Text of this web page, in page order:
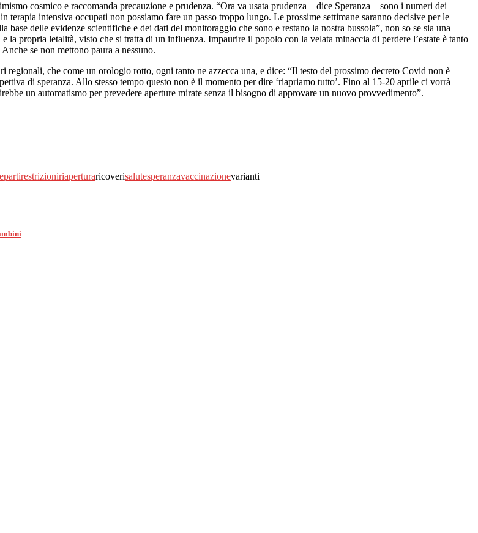
cosmico e raccomanda precauzione e prudenza. “Ora va usata prudenza – dice Speranza – sono i numeri dei
intensiva occupati non possiamo fare un passo troppo lungo. Le prossime settimane saranno decisive per le
delle evidenze scientifiche e dei dati del monitoraggio che sono e restano la nostra bussola”, non so se sia una
la propria letalità, visto che si tratta di un influenza. Impaurire il popolo con la velata minaccia di perdere l’estate è tanto
se non mettono paura a nessuno.
che come un orologio rotto, ogni tanto ne azzecca una, e dice: “Il testo del prossimo decreto Covid non è
di speranza. Allo stesso tempo questo non è il momento per dire ‘riapriamo tutto’. Fino al 15-20 aprile ci vorrà
un automatismo per prevedere aperture mirate senza il bisogno di approvare un nuovo provvedimento”.
restrizioniriaperturaricoverisalutesperanzavaccinazionevarianti